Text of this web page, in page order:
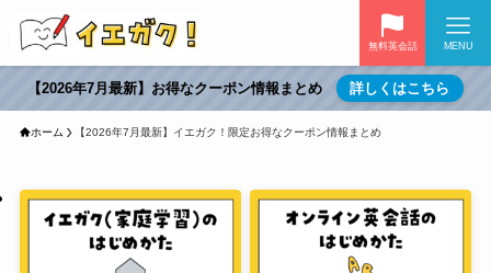
無料英会話 MENU
【2026年7月最新】お得なクーポン情報まとめ 詳しくはこちら
ホーム 【2026年7月最新】イエガク！限定お得なクーポン情報まとめ